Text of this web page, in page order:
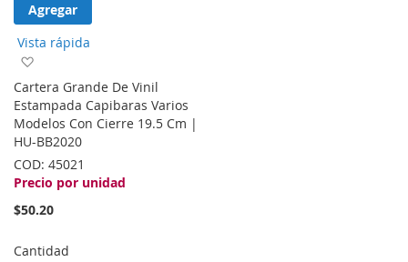
Agregar
Vista rápida
la
lista
de
deseos
Cartera Grande De Vinil
Estampada Capibaras Varios
Modelos Con Cierre 19.5 Cm |
HU-BB2020
COD: 45021
Precio por unidad
$50.20
Cantidad